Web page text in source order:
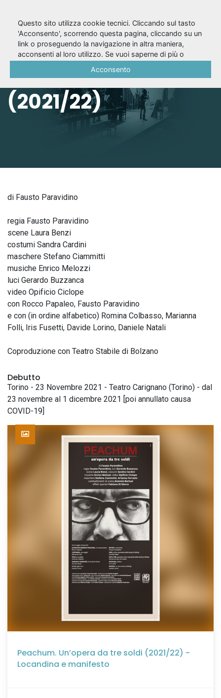
Peachum. Un’opera
da tre soldi
(2021/22)
di Fausto Paravidino
regia Fausto Paravidino
scene Laura Benzi
costumi Sandra Cardini
maschere Stefano Ciammitti
musiche Enrico Melozzi
luci Gerardo Buzzanca
video Opificio Ciclope
con Rocco Papaleo, Fausto Paravidino
e con (in ordine alfabetico) Romina Colbasso, Marianna
Folli, Iris Fusetti, Davide Lorino, Daniele Natali
Coproduzione con Teatro Stabile di Bolzano
Debutto
Torino - 23 Novembre 2021 - Teatro Carignano (Torino) - dal
23 novembre al 1 dicembre 2021 [poi annullato causa
COVID-19]
Peachum. Un’opera da tre soldi (2021/22) -
Locandina e manifesto
Questo sito utilizza cookie tecnici. Cliccando sul tasto
'Acconsento', scorrendo questa pagina, cliccando su un
link o proseguendo la navigazione in altra maniera,
acconsenti al loro utilizzo. Se vuoi saperne di più o
Acconsento